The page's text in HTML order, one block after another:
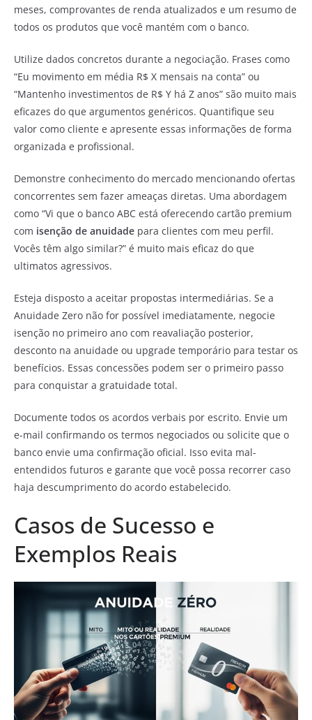
meses, comprovantes de renda atualizados e um resumo de
todos os produtos que você mantém com o banco.
Utilize dados concretos durante a negociação. Frases como
“Eu movimento em média R$ X mensais na conta” ou
“Mantenho investimentos de R$ Y há Z anos” são muito mais
eficazes do que argumentos genéricos. Quantifique seu
valor como cliente e apresente essas informações de forma
organizada e profissional.
Demonstre conhecimento do mercado mencionando ofertas
concorrentes sem fazer ameaças diretas. Uma abordagem
como “Vi que o banco ABC está oferecendo cartão premium
com isenção de anuidade para clientes com meu perfil.
Vocês têm algo similar?” é muito mais eficaz do que
ultimatos agressivos.
Esteja disposto a aceitar propostas intermediárias. Se a
Anuidade Zero não for possível imediatamente, negocie
isenção no primeiro ano com reavaliação posterior,
desconto na anuidade ou upgrade temporário para testar os
benefícios. Essas concessões podem ser o primeiro passo
para conquistar a gratuidade total.
Documente todos os acordos verbais por escrito. Envie um
e-mail confirmando os termos negociados ou solicite que o
banco envie uma confirmação oficial. Isso evita mal-
entendidos futuros e garante que você possa recorrer caso
haja descumprimento do acordo estabelecido.
Casos de Sucesso e
Exemplos Reais